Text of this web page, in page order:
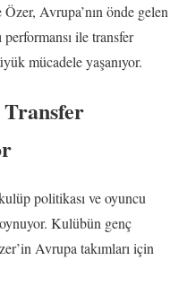
Avrupa’nın önde gelen
ile transfer
mücadele yaşanıyor.
Transfer
politikası ve oyuncu
Kulübün genç
Avrupa takımları için